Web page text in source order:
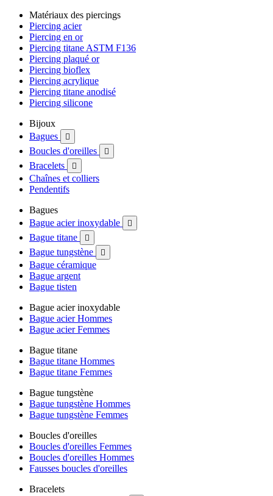
Matériaux des piercings
Piercing acier
Piercing en or
Piercing titane ASTM F136
Piercing plaqué or
Piercing bioflex
Piercing acrylique
Piercing titane anodisé
Piercing silicone
Bijoux
Bagues

Boucles d'oreilles 
Bracelets 
Chaînes et colliers
Pendentifs
Bagues
Bague acier inoxydable

Bague titane 
Bague tungstène 
Bague céramique
Bague argent
Bague tisten
Bague acier inoxydable
Bague acier Hommes
Bague acier Femmes
Bague titane
Bague titane Hommes
Bague titane Femmes
Bague tungstène
Bague tungstène Hommes
Bague tungstène Femmes
Boucles d'oreilles
Boucles d'oreilles Femmes
Boucles d'oreilles Hommes
Fausses boucles d'oreilles
Bracelets